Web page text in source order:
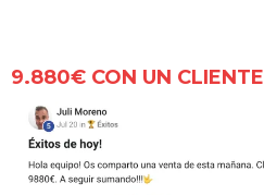
9.880€ CON UN CLIENTE